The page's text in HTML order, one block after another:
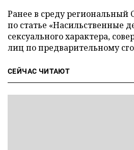
Ранее в среду региональный
по статье «Насильственные
сексуального характера,
лиц по предварительному
СЕЙЧАС ЧИТАЮТ